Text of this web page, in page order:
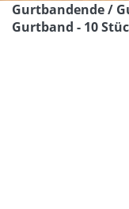
Gurtbandende /
Gurtband - 10